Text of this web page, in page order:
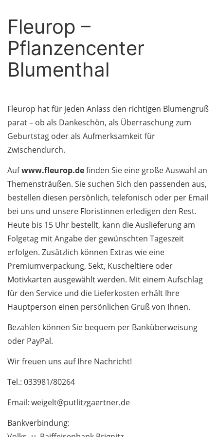
Fleurop –
Pflanzencenter
Blumenthal
Fleurop hat für jeden Anlass den richtigen Blumengruß
parat – ob als Dankeschön, als Überraschung zum
Geburtstag oder als Aufmerksamkeit für
Zwischendurch.
Aufwww.fleurop.definden Sie eine große Auswahl an
Themensträußen. Sie suchen Sich den passenden aus,
bestellen diesen persönlich, telefonisch oder per Email
bei uns und unsere Floristinnen erledigen den Rest.
Heute bis 15 Uhr bestellt, kann die Auslieferung am
Folgetag mit Angabe der gewünschten Tageszeit
erfolgen. Zusätzlich können Extras wie eine
Premiumverpackung, Sekt, Kuscheltiere oder
Motivkarten ausgewählt werden. Mit einem Aufschlag
für den Service und die Lieferkosten erhält Ihre
Hauptperson einen persönlichen Gruß von Ihnen.
Bezahlen können Sie bequem per Banküberweisung
oder PayPal.
Wir freuen uns auf Ihre Nachricht!
Tel.: 033981/80264
Email: weigelt@putlitzgaertner.de
Bankverbindung: